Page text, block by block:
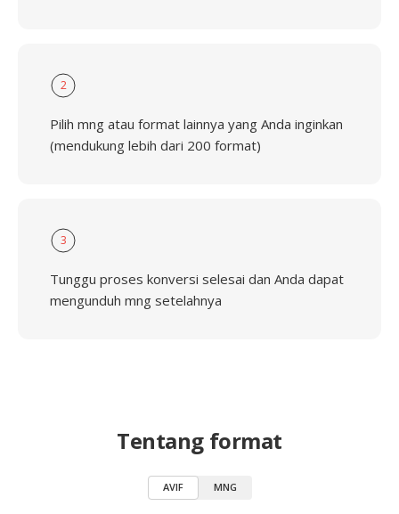
2
Pilih mng atau format lainnya yang Anda inginkan
(mendukung lebih dari 200 format)
3
Tunggu proses konversi selesai dan Anda dapat
mengunduh mng setelahnya
Tentang format
AVIF MNG